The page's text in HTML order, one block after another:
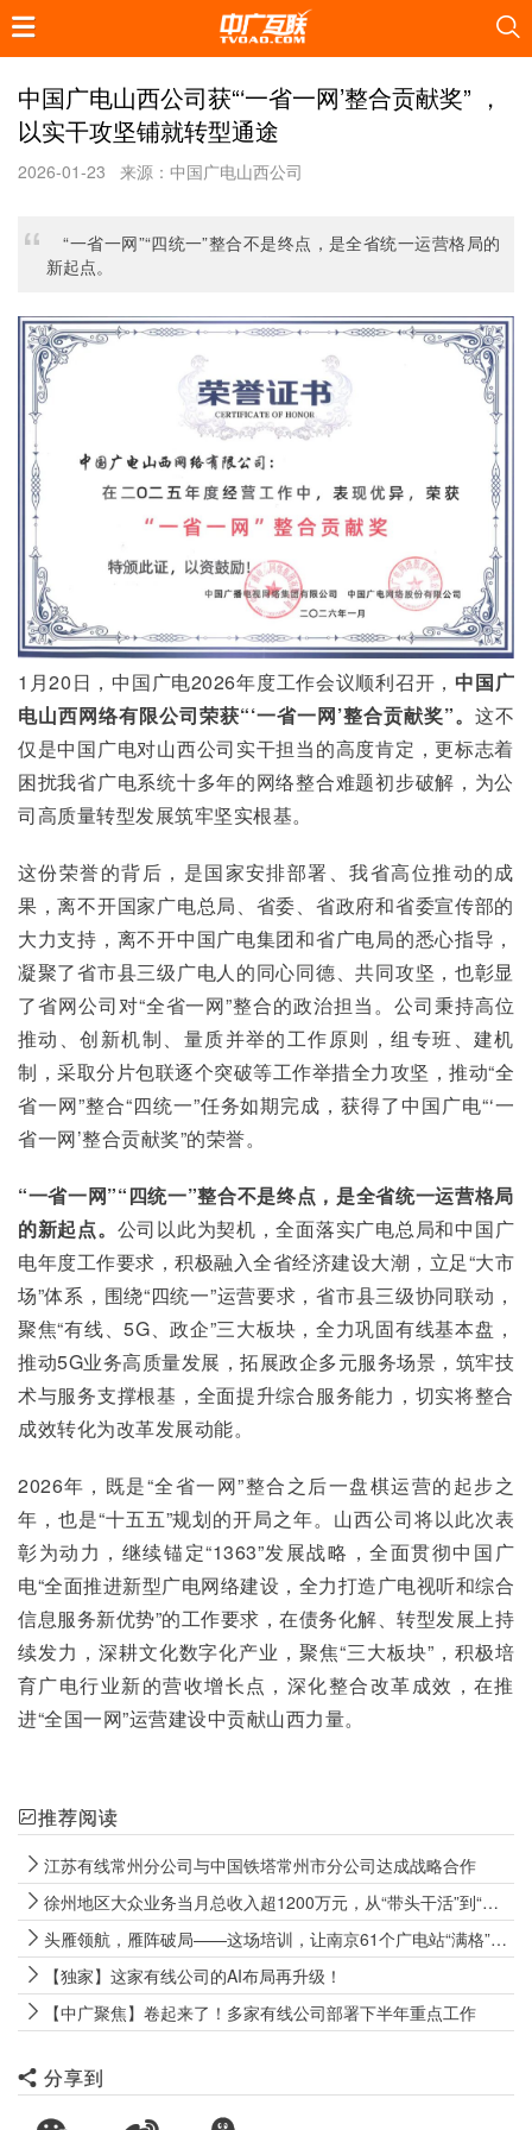
中国广电山西公司获“‘一省一网’整合贡献奖” ，
以实干攻坚铺就转型通途
2026-01-23 来源：中国广电山西公司
“一省一网”“四统一”整合不是终点，是全省统一运营格局的
新起点。
1月20日，中国广电2026年度工作会议顺利召开， 中国广
电山西网络有限公司荣获“‘一省一网’整合贡献奖”。 这不
仅是中国广电对山西公司实干担当的高度肯定，更标志着
困扰我省广电系统十多年的网络整合难题初步破解，为公
司高质量转型发展筑牢坚实根基。
这份荣誉的背后，是国家安排部署、我省高位推动的成
果，离不开国家广电总局、省委、省政府和省委宣传部的
大力支持，离不开中国广电集团和省广电局的悉心指导，
凝聚了省市县三级广电人的同心同德、共同攻坚，也彰显
了省网公司对“全省一网”整合的政治担当。公司秉持高位
推动、创新机制、量质并举的工作原则，组专班、建机
制，采取分片包联逐个突破等工作举措全力攻坚，推动“全
省一网”整合“四统一”任务如期完成，获得了中国广电“‘一
省一网’整合贡献奖”的荣誉。
“一省一网”“四统一”整合不是终点，是全省统一运营格局
的新起点。 公司以此为契机，全面落实广电总局和中国广
电年度工作要求，积极融入全省经济建设大潮，立足“大市
场”体系，围绕“四统一”运营要求，省市县三级协同联动，
聚焦“有线、5G、政企”三大板块，全力巩固有线基本盘，
推动5G业务高质量发展，拓展政企多元服务场景，筑牢技
术与服务支撑根基，全面提升综合服务能力，切实将整合
成效转化为改革发展动能。
2026年，既是“全省一网”整合之后一盘棋运营的起步之
年，也是“十五五”规划的开局之年。山西公司将以此次表
彰为动力，继续锚定“1363”发展战略，全面贯彻中国广
电“全面推进新型广电网络建设，全力打造广电视听和综合
信息服务新优势”的工作要求，在债务化解、转型发展上持
续发力，深耕文化数字化产业，聚焦“三大板块”，积极培
育广电行业新的营收增长点，深化整合改革成效，在推
进“全国一网”运营建设中贡献山西力量。
推荐阅读
江苏有线常州分公司与中国铁塔常州市分公司达成战略合作
徐州地区大众业务当月总收入超1200万元，从“带头干活”到“带队攻坚” 徐州网格“CEO”实战炼成记
头雁领航，雁阵破局——这场培训，让南京61个广电站“满格”出征
【独家】这家有线公司的AI布局再升级！
【中广聚焦】卷起来了！多家有线公司部署下半年重点工作
分享到